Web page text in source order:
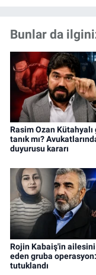
Bunlar da
Rasim Ozan Kütahyalı
tanık mı?
duyurusu kararı
Rojin Kabaiş'in
eden gruba
tutuklandı